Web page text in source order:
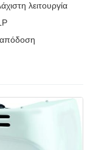
λειτουργία
απόδοση